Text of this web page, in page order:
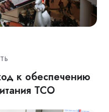
к обеспечению
ТСО